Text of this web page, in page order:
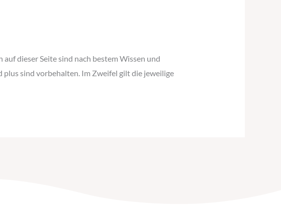
dieser Seite sind nach bestem Wissen und
sind vorbehalten. Im Zweifel gilt die jeweilige